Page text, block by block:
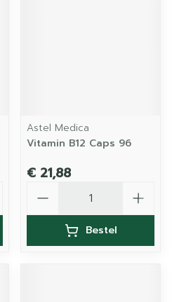
Astel Medica
Vitamin B12 Caps 96
€ 21,88
Bestel